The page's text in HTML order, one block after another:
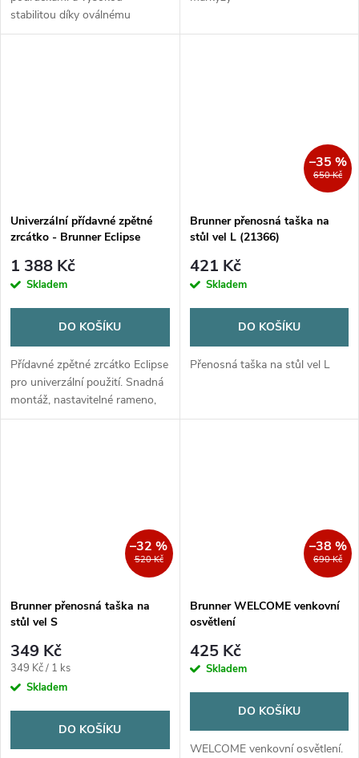
stabilitou díky oválnému
ocelovému rámu. Snadno
Univerzální přídavné zpětné
zrcátko - Brunner Eclipse
1 388 Kč
Skladem
DO KOŠÍKU
Přídavné zpětné zrcátko Eclipse
pro univerzální použití. Snadná
montáž, nastavitelné rameno,
cena za 1 kus.
650 Kč
–35 %
Brunner přenosná taška na
stůl vel L (21366)
421 Kč
Skladem
DO KOŠÍKU
Přenosná taška na stůl vel L
520 Kč
–32 %
Brunner přenosná taška na
stůl vel S
349 Kč
Měrná
cena:
349 Kč / 1 ks
Skladem
DO KOŠÍKU
690 Kč
–38 %
Brunner WELCOME venkovní
osvětlení
425 Kč
Skladem
DO KOŠÍKU
WELCOME venkovní osvětlení.